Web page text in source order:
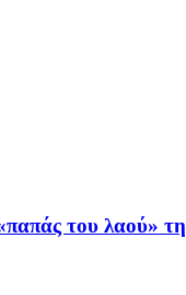
του λαού»